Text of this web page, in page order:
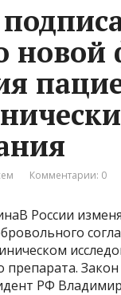
Комментарии: 0
России
препарата.
РФ